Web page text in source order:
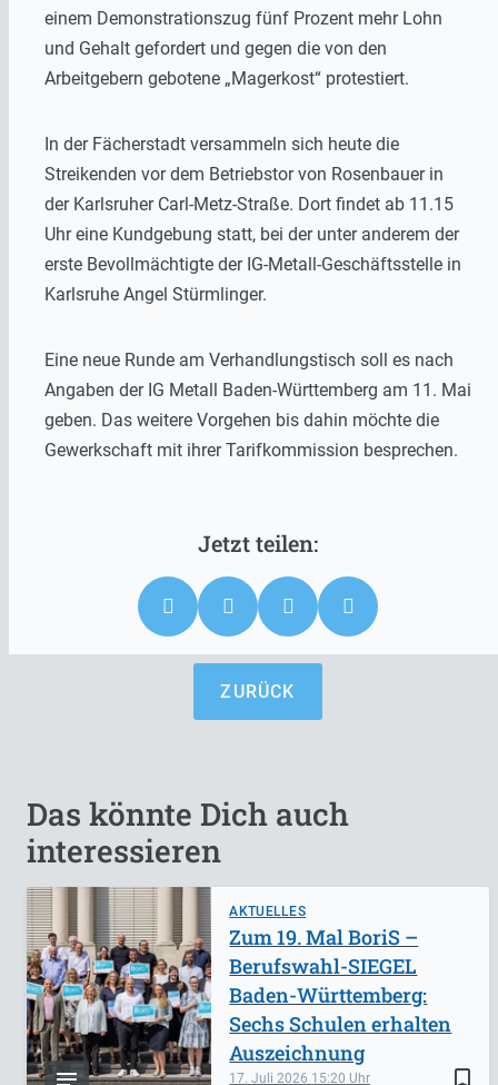
einem Demonstrationszug fünf Prozent mehr Lohn
und Gehalt gefordert und gegen die von den
Arbeitgebern gebotene „Magerkost“ protestiert.
In der Fächerstadt versammeln sich heute die
Streikenden vor dem Betriebstor von Rosenbauer in
der Karlsruher Carl-Metz-Straße. Dort findet ab 11.15
Uhr eine Kundgebung statt, bei der unter anderem der
erste Bevollmächtigte der IG-Metall-Geschäftsstelle in
Karlsruhe Angel Stürmlinger.
Eine neue Runde am Verhandlungstisch soll es nach
Angaben der IG Metall Baden-Württemberg am 11. Mai
geben. Das weitere Vorgehen bis dahin möchte die
Gewerkschaft mit ihrer Tarifkommission besprechen.
ZURÜCK
Das könnte Dich auch
interessieren
AKTUELLES
bookmark_border
17. Juli 2026 15:20
Zum 19. Mal BoriS –
Berufswahl-SIEGEL
Baden-Württemberg:
Sechs Schulen erhalten
Auszeichnung